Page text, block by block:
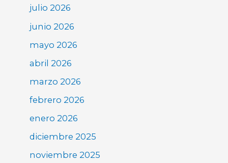
julio 2026
junio 2026
mayo 2026
abril 2026
marzo 2026
febrero 2026
enero 2026
diciembre 2025
noviembre 2025